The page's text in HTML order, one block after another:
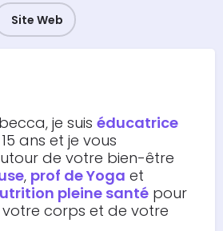
Site Web
je suis éducatrice
ans et je vous
de votre bien-être
, prof de Yoga et
pleine santé pour
corps et de votre